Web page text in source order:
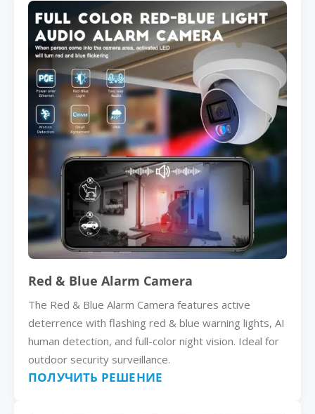
Red & Blue Alarm Camera
The Red & Blue Alarm Camera features active
deterrence with flashing red & blue warning lights, AI
human detection, and full-color night vision. Ideal for
outdoor security surveillance.
ПОЛУЧИТЬ РЕШЕНИЕ